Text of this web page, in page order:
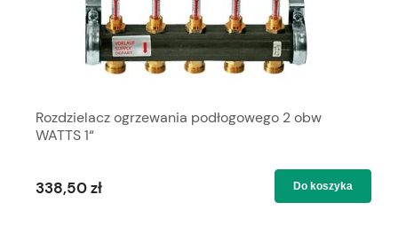
Rozdzielacz ogrzewania podłogowego 2 obw
WATTS 1“
338,50 zł Do koszyka